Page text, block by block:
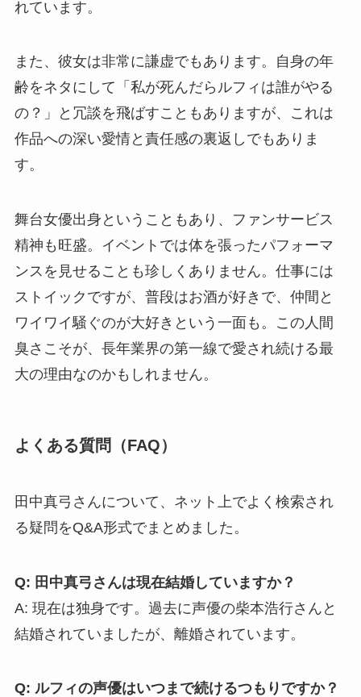
れています。
また、彼女は非常に謙虚でもあります。自身の年
齢をネタにして「私が死んだらルフィは誰がやる
の？」と冗談を飛ばすこともありますが、これは
作品への深い愛情と責任感の裏返しでもありま
す。
舞台女優出身ということもあり、ファンサービス
精神も旺盛。イベントでは体を張ったパフォーマ
ンスを見せることも珍しくありません。仕事には
ストイックですが、普段はお酒が好きで、仲間と
ワイワイ騒ぐのが大好きという一面も。この人間
臭さこそが、長年業界の第一線で愛され続ける最
大の理由なのかもしれません。
よくある質問（FAQ）
田中真弓さんについて、ネット上でよく検索され
る疑問をQ&A形式でまとめました。
Q: 田中真弓さんは現在結婚していますか？
A: 現在は独身です。過去に声優の柴本浩行さんと
結婚されていましたが、離婚されています。
Q: ルフィの声優はいつまで続けるつもりですか？